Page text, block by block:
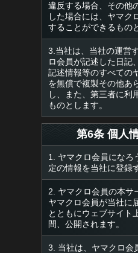
違反する場合、その他
した場合には、ヤマク
することができるもの
3.当社は、当社の運営
ロ会員が記述した日記
記述情報等のすべての
を無償で複製その他あ
し、また、第三者に利
ものとします。
第6条 個人
1. ヤマクロ会員になろ
定の情報を当社に登録
2. ヤマクロ会員の本サ
ヤマクロ会員が当社に
とともにウェブサイト
間、公開されます。
3. 当社は、ヤマクロ会